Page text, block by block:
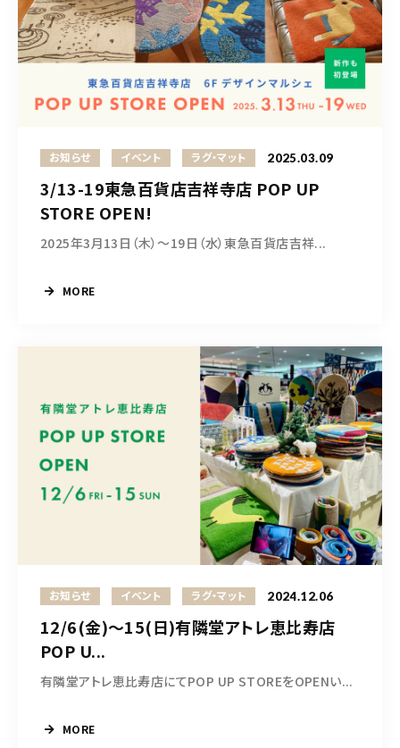
お知らせ イベント ラグ・マット 2025.03.09
3/13-19東急百貨店吉祥寺店 POP UP
STORE OPEN!
2025年3月13日（木）〜19日（水）東急百貨店吉祥...
MORE
お知らせ イベント ラグ・マット 2024.12.06
12/6(金)〜15(日)有隣堂アトレ恵比寿店
POP U...
有隣堂アトレ恵比寿店にてPOP UP STOREをOPENい...
MORE